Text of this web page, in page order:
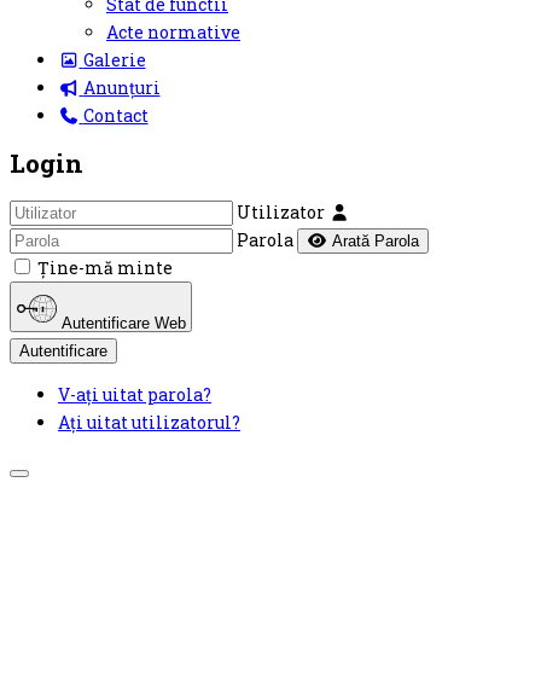
Acte normative
Galerie
Anunțuri
Contact
Login
Utilizator
Parola
Arată Parola
Ţine-mă minte
Autentificare Web
Autentificare
V-ați uitat parola?
Ați uitat utilizatorul?